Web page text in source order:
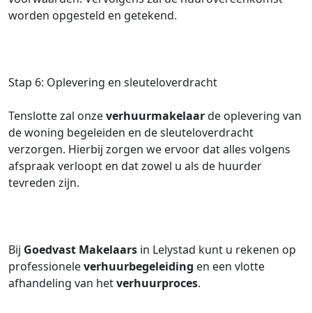
worden opgesteld en getekend.
Stap 6: Oplevering en sleuteloverdracht
Tenslotte zal onzeverhuurmakelaarde oplevering van
de woning begeleiden en de sleuteloverdracht
verzorgen. Hierbij zorgen we ervoor dat alles volgens
afspraak verloopt en dat zowel u als de huurder
tevreden zijn.
Bij Goedvast Makelaars in Lelystad kunt u rekenen op
professioneleverhuurbegeleiding en een vlotte
afhandeling van hetverhuurproces.